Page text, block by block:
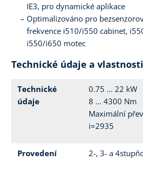
IE3, pro dynamické aplikace
Optimalizováno pro
frekvence i510/i550 cabinet,
i550/i650 motec
Technické údaje a vlastnosti
Technické
údaje
0.75 ... 22 kW
8 ... 4300 Nm
Maximální
i=2935
Provedení 2-, 3- a